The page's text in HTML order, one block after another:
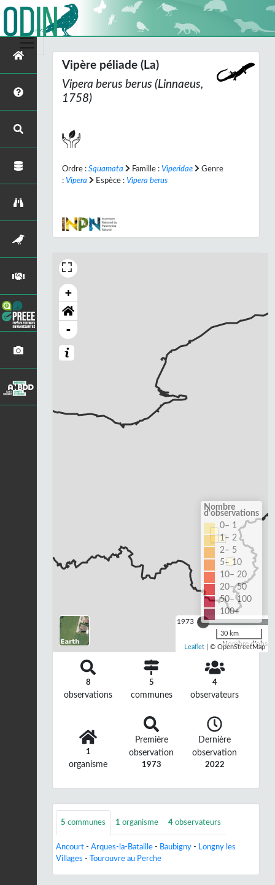
Vipère péliade (La)
Vipera berus berus (Linnaeus,
1758)
Ordre : Squamata Famille : Viperidae
Genre
: Vipera Espèce : Vipera berus
+
-
1973
Nombre
Nombre
d'observations
0– 1
1– 2
2– 5
5– 10
10– 20
20– 50
50– 100
100+
30 km
Leaflet | © OpenStreetMap
8
observations
5
communes
4
observateurs
1
organisme
Première
observation
1973
Dernière
observation
2022
5 communes 1 organisme 4 observateurs
Ancourt - Arques-la-Bataille - Baubigny - Longny les
Villages - Tourouvre au Perche